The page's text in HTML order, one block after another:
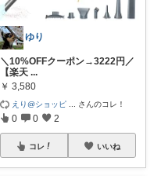
ゆり
＼10%OFFクーポン→3222円／
【楽天 ...
￥ 3,580
えり@ショッピ さんのコレ！
0 0 2
コレ いいね